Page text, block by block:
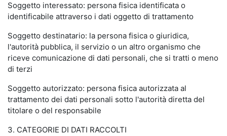
Soggetto interessato: persona fisica identificata o
identificabile attraverso i dati oggetto di trattamento
Soggetto destinatario: la persona fisica o giuridica,
l'autorità pubblica, il servizio o un altro organismo che
riceve comunicazione di dati personali, che si tratti o meno
di terzi
Soggetto autorizzato: persona fisica autorizzata al
trattamento dei dati personali sotto l'autorità diretta del
titolare o del responsabile
3. CATEGORIE DI DATI RACCOLTI